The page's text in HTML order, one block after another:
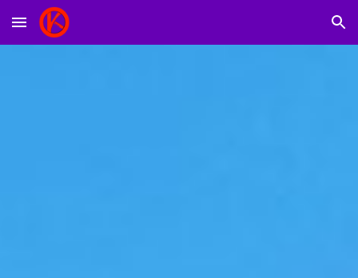
Skip to main content Skip to navigation